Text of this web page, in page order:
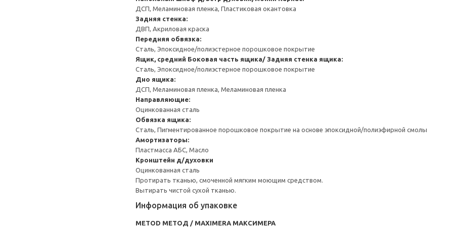
ДСП, Меламиновая пленка, Пластиковая окантовка
Задняя стенка:
ДВП, Акриловая краска
Передняя обвязка:
Сталь, Эпоксидное/полиэстерное порошковое покрытие
Ящик, средний Боковая часть ящика/ Задняя стенка ящика:
Сталь, Эпоксидное/полиэстерное порошковое покрытие
Дно ящика:
ДСП, Меламиновая пленка, Меламиновая пленка
Направляющие:
Оцинкованная сталь
Обвязка ящика:
Сталь, Пигментированное порошковое покрытие на основе эпоксидной/полиэфирной смолы
Амортизаторы:
Пластмасса АБС, Масло
Кронштейн д/духовки
Оцинкованная сталь
Протирать тканью, смоченной мягким моющим средством.
Вытирать чистой сухой тканью.
Информация об упаковке
METOD МЕТОД / MAXIMERA МАКСИМЕРА